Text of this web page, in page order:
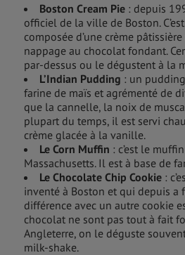
Boston Cream Pie : depuis
officiel de la ville de Boston.
composée d’une crème
nappage au chocolat fondant.
par-dessus ou le dégustent à la
L’Indian Pudding : un
farine de maïs et agrémenté de
que la cannelle, la noix de
plupart du temps, il est servi
crème glacée à la vanille.
Le Corn Muffin : c’est le
Massachusetts. Il est à base de
Le Chocolate Chip Cookie :
inventé à Boston et qui depuis a
différence avec un autre cookie
chocolat ne sont pas tout à fait
Angleterre, on le déguste
milk-shake.